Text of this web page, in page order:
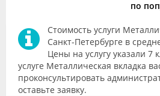
Лаборатории
по
Стоимость услуги
Санкт-Петербурге в
Цены на услугу указали 7
услуге Металлическая вкладка
проконсультировать
оставьте заявку.